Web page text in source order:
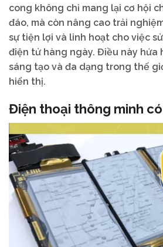
cong không chỉ mang lại cơ hội
đáo, mà còn nâng cao trải
sự tiện lợi và linh hoạt cho việc
điện tử hàng ngày. Điều này hứa
sáng tạo và đa dạng trong thế
hiển thị.
Điện thoại thông minh